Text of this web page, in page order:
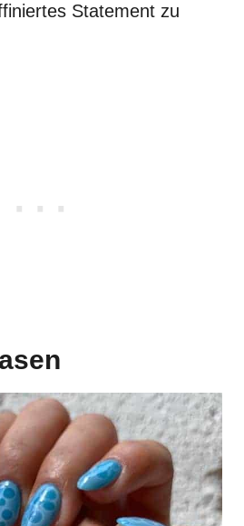
Statement zu